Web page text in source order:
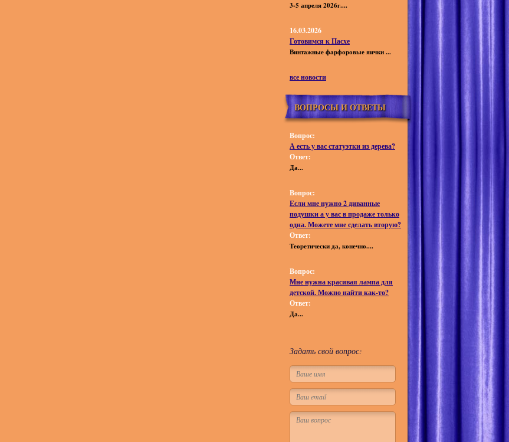
3-5 апреля 2026г....
16.03.2026
Готовимся к Пасхе
Винтажные фарфоровые яички ...
все новости
ВОПРОСЫ И ОТВЕТЫ
Вопрос:
А есть у вас статуэтки из дерева?
Ответ:
Да...
Вопрос:
Если мне нужно 2 диванные
подушки а у вас в продаже только
одна. Можете мне сделать вторую?
Ответ:
Теоретически да, конечно....
Вопрос:
Мне нужна красивая лампа для
детской. Можно найти как-то?
Ответ:
Да...
Задать свой вопрос: